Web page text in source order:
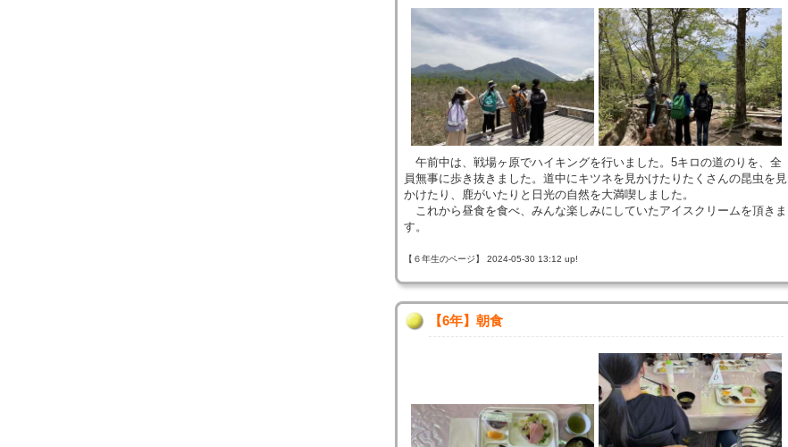
午前中は、戦場ヶ原でハイキングを行いました。5キロの道のりを、全
員無事に歩き抜きました。道中にキツネを見かけたりたくさんの昆虫を見
かけたり、鹿がいたりと日光の自然を大満喫しました。
これから昼食を食べ、みんな楽しみにしていたアイスクリームを頂きま
す。
【６年生のページ】 2024-05-30 13:12 up!
【6年】朝食